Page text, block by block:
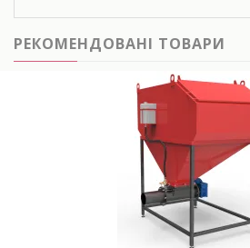
РЕКОМЕНДОВАНІ ТОВАРИ